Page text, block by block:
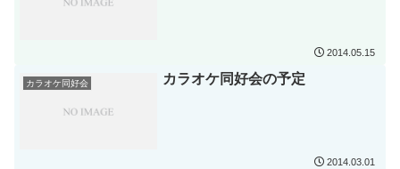
2014.05.15
カラオケ同好会 カラオケ同好会の予定
2014.03.01